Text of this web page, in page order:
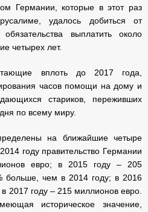
Германии, которые в этот раз
удалось добиться от
обязательства выплатить около
четырех лет.
вплоть до 2017 года,
часов помощи на дому и
стариков, переживших
по всему миру.
на ближайшие четыре
году правительство Германии
евро; в 2015 году – 205
больше, чем в 2014 году; в 2016
2017 году – 215 миллионов евро.
историческое значение,